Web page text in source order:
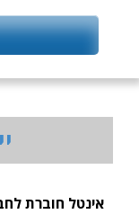
אינטל חוברת